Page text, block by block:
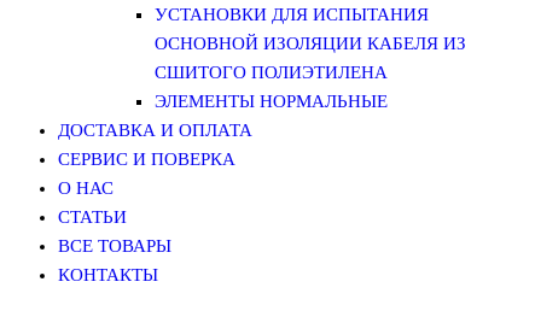
УСТАНОВКИ ДЛЯ ИСПЫТАНИЯ
ОСНОВНОЙ ИЗОЛЯЦИИ КАБЕЛЯ ИЗ
СШИТОГО ПОЛИЭТИЛЕНА
ЭЛЕМЕНТЫ НОРМАЛЬНЫЕ
ДОСТАВКА И ОПЛАТА
СЕРВИС И ПОВЕРКА
О НАС
СТАТЬИ
ВСЕ ТОВАРЫ
КОНТАКТЫ